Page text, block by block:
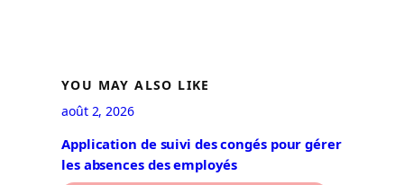
YOU MAY ALSO LIKE
août 2, 2026
Application de suivi des congés pour gérer
les absences des employés